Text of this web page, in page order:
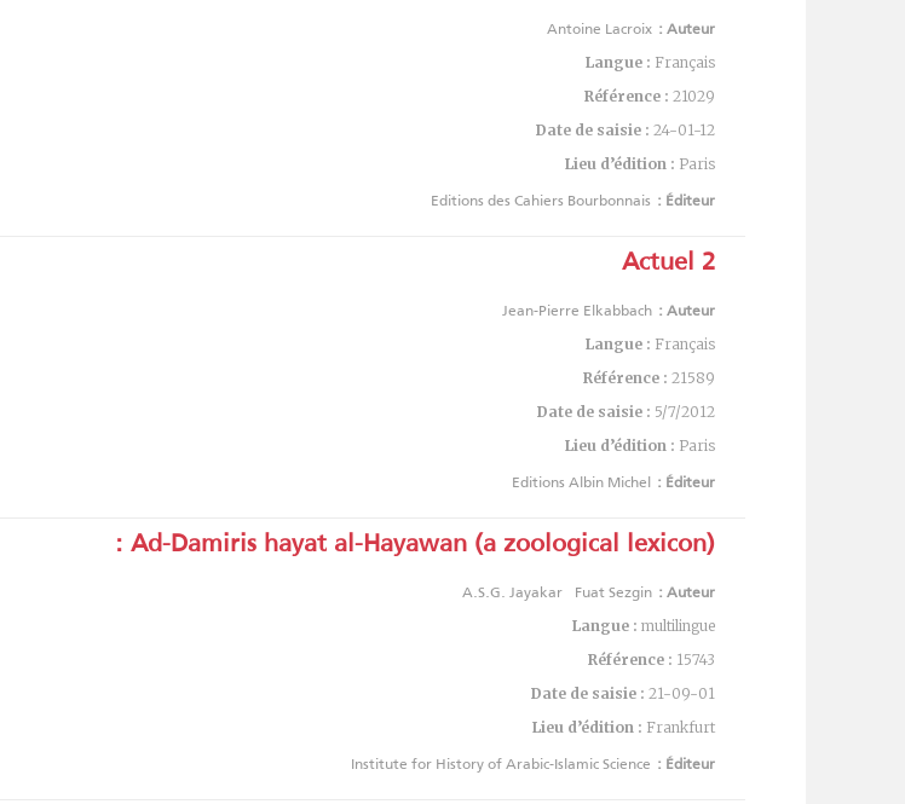
Auteur :
Antoine Lacroix
Langue : Français
Référence : 21029
Date de saisie : 24-01-12
Lieu d’édition : Paris
Éditeur :
Editions des Cahiers Bourbonnais
Actuel 2
Auteur :
Jean-Pierre Elkabbach
Langue : Français
Référence : 21589
Date de saisie : 5/7/2012
Lieu d’édition : Paris
Éditeur :
Editions Albin Michel
Ad-Damiris hayat al-Hayawan (a zoological lexicon) :
Auteur :
Fuat Sezgin
A.S.G. Jayakar
Langue : multilingue
Référence : 15743
Date de saisie : 21-09-01
Lieu d’édition : Frankfurt
Éditeur :
Institute for History of Arabic-Islamic Science